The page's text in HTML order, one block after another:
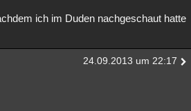
ich im Duden nachgeschaut hatte
24.09.2013 um 22:17